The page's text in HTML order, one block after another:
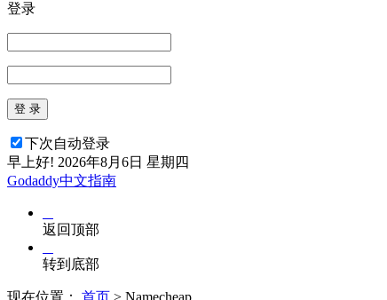
登录
登 录
下次自动登录
早上好! 2026年8月6日 星期四
Godaddy中文指南
返回顶部
转到底部
现在位置： 首页 > Namecheap